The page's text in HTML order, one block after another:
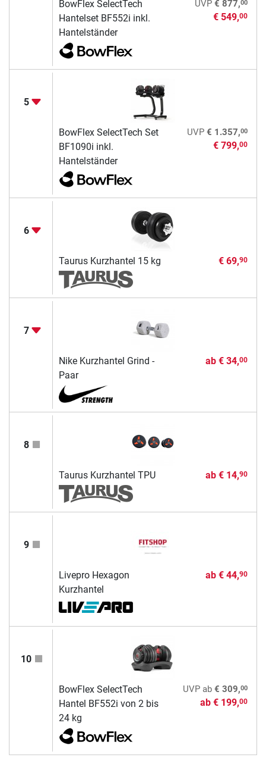
BowFlex SelectTech
Hantelset BF552i inkl.
Hantelständer
UVP € 877,00
€ 549,00
5
BowFlex SelectTech Set
BF1090i inkl.
Hantelständer
UVP € 1.357,00
€ 799,00
6
Taurus Kurzhantel 15 kg € 69,90
7
Nike Kurzhantel Grind -
Paar
ab € 34,00
8
Taurus Kurzhantel TPU ab € 14,90
9
Livepro Hexagon
Kurzhantel
ab € 44,90
10
BowFlex SelectTech
Hantel BF552i von 2 bis
24 kg
UVPab € 309,00
ab € 199,00